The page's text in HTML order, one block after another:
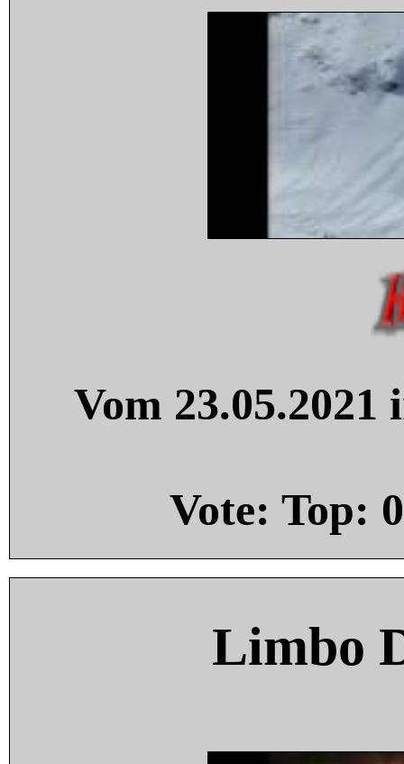
Vom
Vote: Top: 0
Limbo